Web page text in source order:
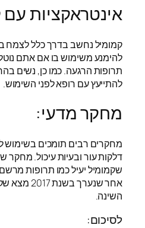
אינטראקציות עם
קמומיל נחשב בדרך כלל לצמח
להימנע משימוש בו אם אתם
תרופות הרגעה. כמו כן, נשים
להתייעץ עם רופא לפני השימוש.
מחקר מדעי:
מחקרים רבים תומכים בשימוש
שקמומיל יעיל כמו תרופות
אחר שנערך
השינה.
לסיכום: